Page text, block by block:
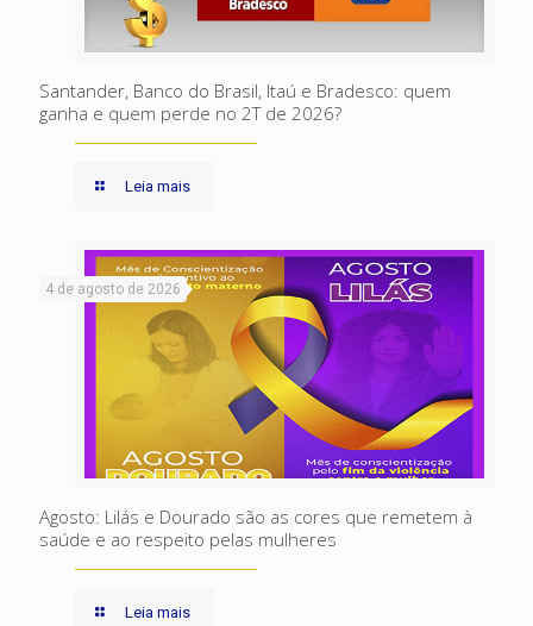
Santander, Banco do Brasil, Itaú e Bradesco: quem
ganha e quem perde no 2T de 2026?
Leia mais
4 de agosto de 2026
Agosto: Lilás e Dourado são as cores que remetem à
saúde e ao respeito pelas mulheres
Leia mais